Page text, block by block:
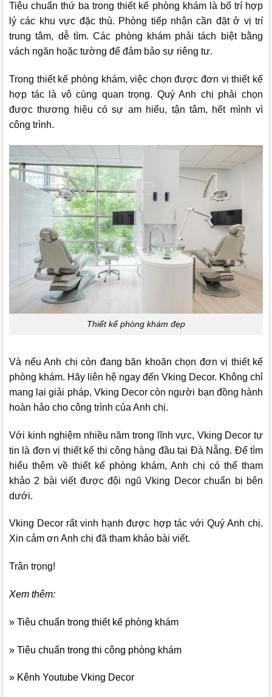
Tiêu chuẩn thứ ba trong thiết kế phòng khám là bố trí hợp
lý các khu vực đặc thù. Phòng tiếp nhận cần đặt ở vị trí
trung tâm, dễ tìm. Các phòng khám phải tách biệt bằng
vách ngăn hoặc tường để đảm bảo sự riêng tư.
Trong thiết kế phòng khám, việc chọn được đơn vị thiết kế
hợp tác là vô cùng quan trọng. Quý Anh chị phải chọn
được thương hiệu có sự am hiểu, tận tâm, hết mình vì
công trình.
Thiết kế phòng khám đẹp
Và nếu Anh chị còn đang băn khoăn chọn đơn vị thiết kế
phòng khám. Hãy liên hệ ngay đến Vking Decor. Không chỉ
mang lại giải pháp, Vking Decorcòn người bạn đồng hành
hoàn hảo cho công trình của Anh chị.
Với kinh nghiệm nhiều năm trong lĩnh vực, Vking Decortự
tin là đơn vị thiết kế thi công hàng đầu tại Đà Nẵng. Để tìm
hiểu thêm về thiết kế phòng khám, Anh chị có thể tham
khảo 2 bài viết được đội ngũVking Decorchuẩn bị bên
dưới.
Vking Decor rất vinh hạnh được hợp tác với Quý Anh chị.
Xin cảm ơn Anh chị đã tham khảo bài viết.
Trân trọng!
Xem thêm:
» Tiêu chuẩn trong thiết kế phòng khám
» Tiêu chuẩn trong thi công phòng khám
» Kênh Youtube Vking Decor